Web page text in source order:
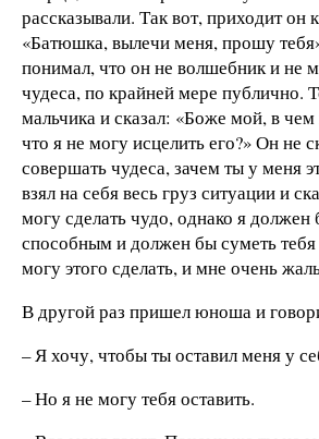
рассказывали. Так вот, приходит он
«Батюшка, вылечи меня, прошу
понимал, что он не волшебник и не
чудеса, по крайней мере публично.
мальчика и сказал: «Боже мой, в чем
что я не могу исцелить его?» Он не
совершать чудеса, зачем ты у меня
взял на себя весь груз ситуации и
могу сделать чудо, однако я должен
способным и должен бы суметь тебя
могу этого сделать, и мне очень
В другой раз пришел юноша и
– Я хочу, чтобы ты оставил меня у
– Но я не могу тебя оставить.